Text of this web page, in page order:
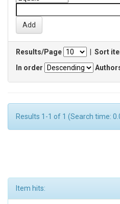
Results/Page
Sort
In order
Results 1-1 of 1 (Search time:
Item hits: